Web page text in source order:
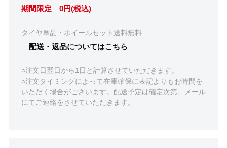
期間限定 0円(税込)
タイヤ単品・ホイールセット送料無料
配送・返品についてはこちら
○注文日翌日から1日と計算させていただきます。
○注文タイミングによって在庫確保に表記よりもお時間を
いただく場合がございます。配送予定は確定次第、メール
にてご連絡をさせていただきます。